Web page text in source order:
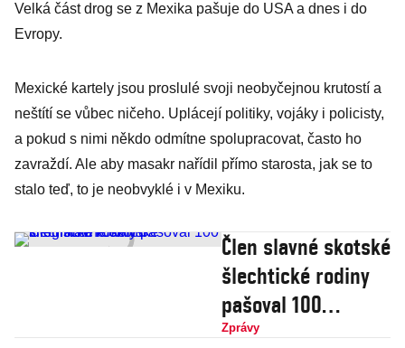
Velká část drog se z Mexika pašuje do USA a dnes i do
Evropy.
Mexické kartely jsou proslulé svoji neobyčejnou krutostí a
neštítí se vůbec ničeho. Uplácejí politiky, vojáky i policisty,
a pokud s nimi někdo odmítne spolupracovat, často ho
zavraždí. Ale aby masakr nařídil přímo starosta, jak se to
stalo teď, to je neobvyklé i v Mexiku.
Člen slavné skotské
šlechtické rodiny
pašoval 100
kilogramů kokainu
Zprávy